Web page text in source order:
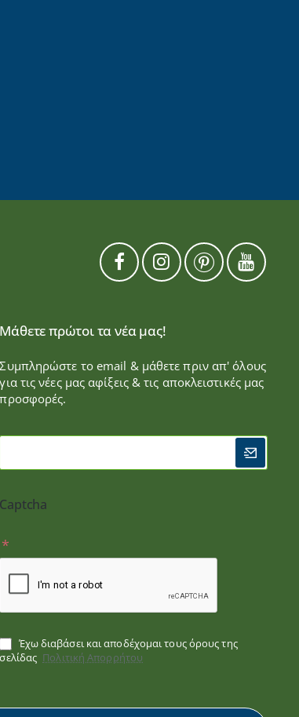
Μάθετε πρώτοι τα νέα μας!
Συμπληρώστε το email & μάθετε πριν απ' όλους
για τις νέες μας αφίξεις & τις αποκλειστικές μας
προσφορές.
Captcha
Έχω διαβάσει και αποδέχομαι τους όρους της
σελίδας Πολιτική Απορρήτου